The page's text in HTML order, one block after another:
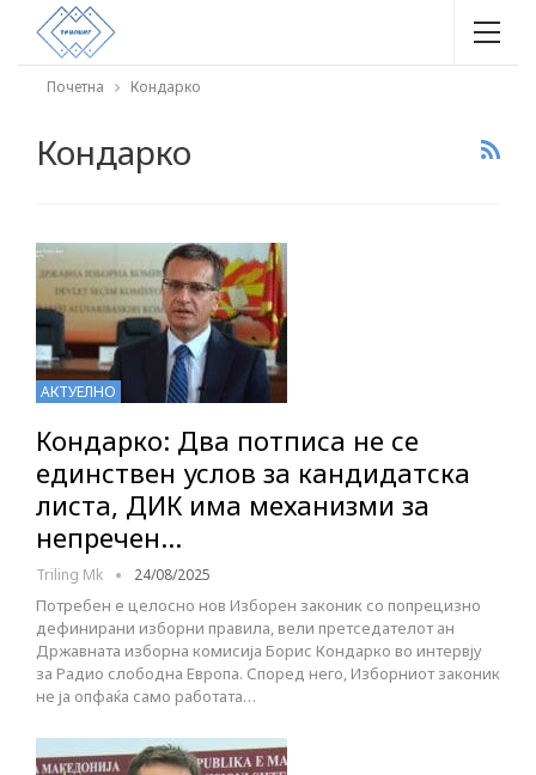
Почетна Кондарко
Кондарко
АКТУЕЛНО
Кондарко: Два потписа не се
единствен услов за кандидатска
листа, ДИК има механизми за
непречен…
Triling Mk 24/08/2025
Потребен е целосно нов Изборен законик со попрецизно
дефинирани изборни правила, вели претседателот ан
Државната изборна комисија Борис Кондарко во интервју
за Радио слободна Европа. Според него, Изборниот законик
не ја опфаќа само работата…